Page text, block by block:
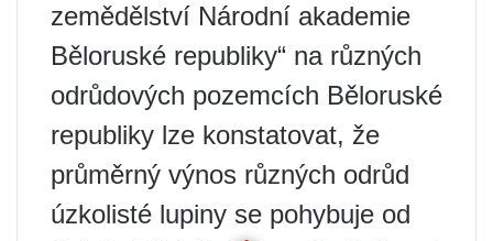
zemědělství Národní akademie
Běloruské republiky“ na různých
odrůdových pozemcích Běloruské
republiky lze konstatovat, že
průměrný výnos různých odrůd
úzkolisté lupiny se pohybuje od